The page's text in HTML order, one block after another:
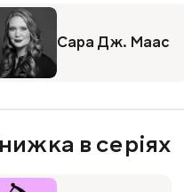
Сара Дж. Маас
в серіях